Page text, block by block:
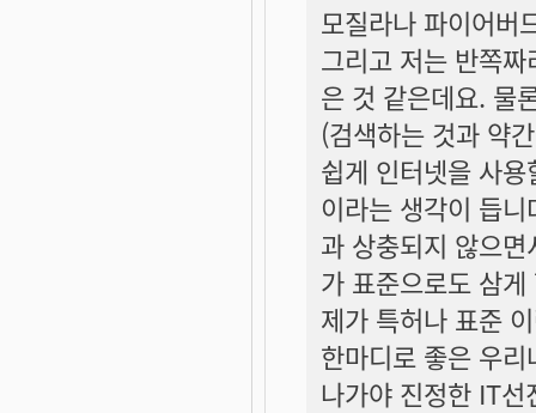
모질라나 파이어버
그리고 저는 반쪽
은 것 같은데요. 물
(검색하는 것과 약
쉽게 인터넷을 사
이라는 생각이 듭
과 상충되지 않으
가 표준으로도 삼
제가 특허나 표준
한마디로 좋은 우
나가야 진정한 IT